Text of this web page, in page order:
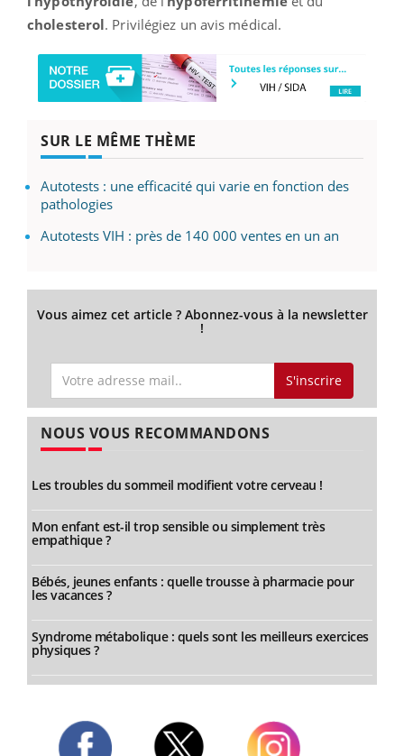
cholesterol. Privilégiez un avis médical.
SUR LE MÊME THÈME
Autotests : une efficacité qui varie en fonction des
pathologies
Autotests VIH : près de 140 000 ventes en un an
Vous aimez cet article ? Abonnez-vous à la newsletter
!
S'inscrire
NOUS VOUS RECOMMANDONS
Les troubles du sommeil modifient votre cerveau !
Mon enfant est-il trop sensible ou simplement très
empathique ?
Bébés, jeunes enfants : quelle trousse à pharmacie pour
les vacances ?
Syndrome métabolique : quels sont les meilleurs exercices
physiques ?